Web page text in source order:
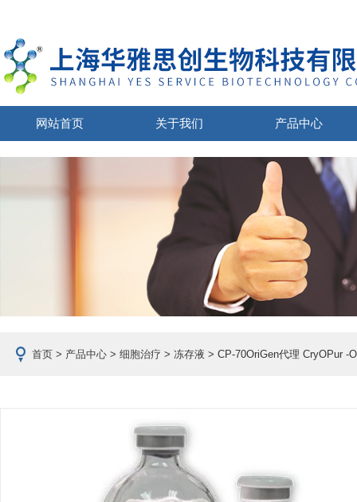
网站首页 关于我们 产品中心
首页 > 产品中心 > 细胞治疗 > 冻存液 > CP-70OriGen代理 CryOPur -